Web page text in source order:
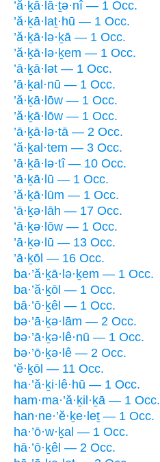
’ă·ḵā·lā·ṯə·nî — 1 Occ.
’ă·ḵā·laṯ·hū — 1 Occ.
’ă·ḵā·lə·ḵā — 1 Occ.
’ă·ḵā·lə·ḵem — 1 Occ.
’ā·ḵā·lət — 1 Occ.
’ā·ḵal·nū — 1 Occ.
’ă·ḵā·lōw — 1 Occ.
’ă·ḵā·lōw — 1 Occ.
’ā·ḵā·lə·tā — 2 Occ.
’ă·ḵal·tem — 3 Occ.
’ā·ḵā·lə·tî — 10 Occ.
’ā·ḵā·lū — 1 Occ.
’ă·ḵā·lūm — 1 Occ.
’ā·ḵə·lāh — 17 Occ.
’ā·ḵə·lōw — 1 Occ.
’ā·ḵə·lū — 13 Occ.
’ā·ḵōl — 16 Occ.
ba·’ă·ḵā·lə·ḵem — 1 Occ.
ba·’ă·ḵōl — 1 Occ.
bā·’ō·ḵêl — 1 Occ.
bə·’ā·ḵə·lām — 2 Occ.
bə·’ā·ḵə·lê·nū — 1 Occ.
bə·’ō·ḵə·lê — 2 Occ.
’ĕ·ḵōl — 11 Occ.
ha·’ă·ḵi·lê·hū — 1 Occ.
ham·ma·’ă·ḵil·ḵā — 1 Occ.
han·ne·’ĕ·ḵe·leṯ — 1 Occ.
ha·’ō·w·ḵal — 1 Occ.
hā·’ō·ḵêl — 2 Occ.